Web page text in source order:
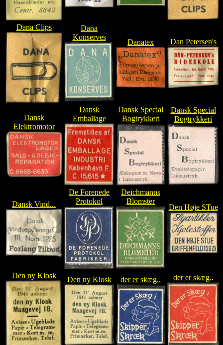
Dana Clips
Dana
Konserves
Danatex Dan Petersen's
Dansk
Elektromotor
Dansk
Emballage
Dansk Special
Bogtrykkeri
Dansk Special
Bogtrykkeri
Dansk Vind...
De Forenede
Protokol
Deichmanns
Blomster
Den Høje STue
Den ny Kiosk Den ny Kiosk der er skæg.. der er skæg..